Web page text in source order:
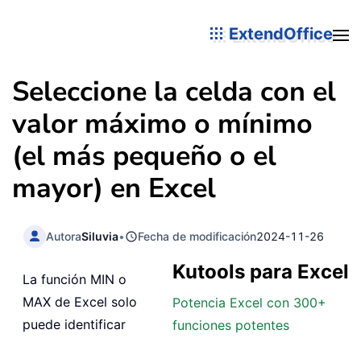
ExtendOffice
Seleccione la celda con el
valor máximo o mínimo
(el más pequeño o el
mayor) en Excel
AutoraSiluvia• Fecha de modificación2024-11-26
Kutools para Excel
Potencia Excel con 300+
funciones potentes
La función MIN o
MAX de Excel solo
puede identificar